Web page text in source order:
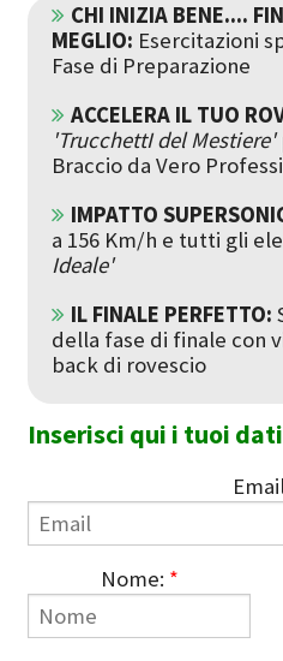
CHI INIZIA BENE....
MEGLIO: Esercitazioni
Fase di Preparazione
ACCELERA IL TUO
'TrucchettI del Mestiere'
Braccio da Vero
IMPATTO
a 156 Km/h e tutti gli
Ideale'
IL FINALE PERFETTO:
della fase di finale con
back di rovescio
Inserisci qui i tuoi dati
Nome: *